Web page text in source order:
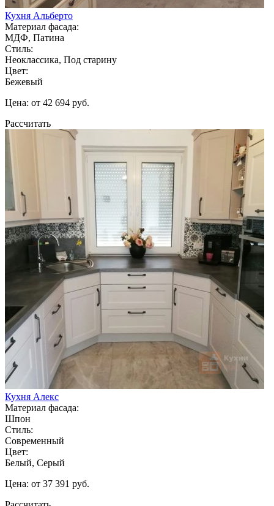
Кухня Альберто
Материал фасада:
МДФ, Патина
Стиль:
Неоклассика, Под старину
Цвет:
Бежевый
Цена: от 42 694 руб.
Рассчитать
Кухня Алекс
Материал фасада:
Шпон
Стиль:
Современный
Цвет:
Белый, Серый
Цена: от 37 391 руб.